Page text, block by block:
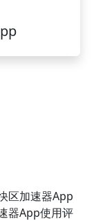
区加速器App
器App使用评